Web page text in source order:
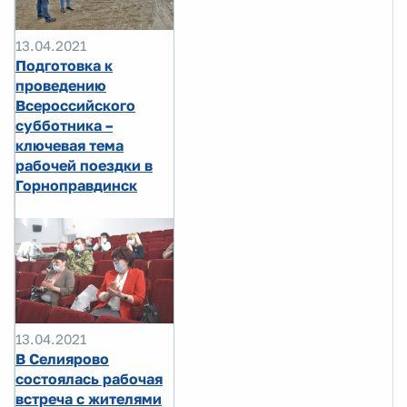
13.04.2021
Подготовка к
проведению
Всероссийского
субботника –
ключевая тема
рабочей поездки в
Горноправдинск
13.04.2021
В Селиярово
состоялась рабочая
встреча с жителями